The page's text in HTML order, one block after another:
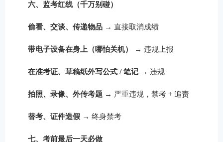
六、监考红线（千万别碰）
偷看、交谈、传递物品→ 直接取消成绩
带电子设备在身上（哪怕关机） → 违规上报
在准考证、草稿纸外写公式 / 笔记→ 违规
拍照、录像、外传考题→ 严重违规，禁考 + 追责
替考、证件造假→ 终身禁考
七、考前最后一天必做